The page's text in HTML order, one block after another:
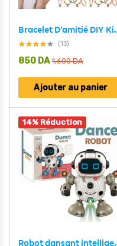
Bracelet
(13)
1,600DA
850 DA
Ajouter au panier
14% Réduction
Robot